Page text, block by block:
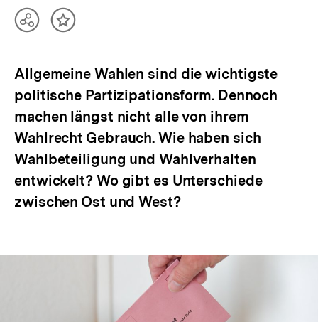
TeilenInhalt
Allgemeine Wahlen sind die wichtigste
politische Partizipationsform. Dennoch
machen längst nicht alle von ihrem
Wahlrecht Gebrauch. Wie haben sich
Wahlbeteiligung und Wahlverhalten
entwickelt? Wo gibt es Unterschiede
zwischen Ost und West?